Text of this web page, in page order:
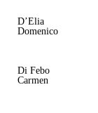
D’Elia
Domenico
Di Febo
Carmen